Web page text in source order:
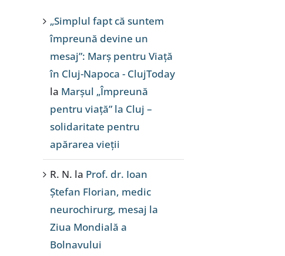
„Simplul fapt că suntem
împreună devine un
mesaj”: Marș pentru Viață
în Cluj-Napoca - ClujToday
la Marșul „Împreună
pentru viață” la Cluj –
solidaritate pentru
apărarea vieții
R. N. la Prof. dr. Ioan
Ștefan Florian, medic
neurochirurg, mesaj la
Ziua Mondială a
Bolnavului